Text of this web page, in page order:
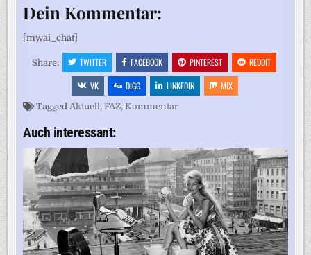
Dein Kommentar:
[mwai_chat]
Share: TWITTER FACEBOOK PINTEREST
REDDIT
VK
DIGG LINKEDIN MIX
TaggedAktuell,FAZ,Kommentar
Auch interessant: